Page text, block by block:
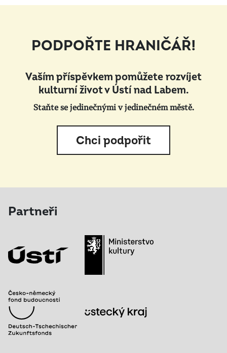
PODPOŘTE HRANIČÁŘ!
Vaším příspěvkem pomůžete rozvíjet
kulturní život v Ústí nad Labem.
Staňte se jedinečnými v jedinečném městě.
Chci podpořit
Partneři